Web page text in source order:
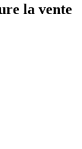
la vente